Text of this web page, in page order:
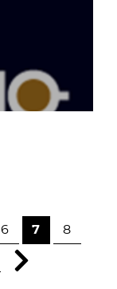
6 7 8